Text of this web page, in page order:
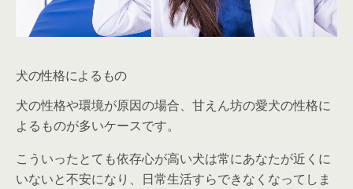
犬の性格によるもの
犬の性格や環境が原因の場合、甘えん坊の愛犬の性格に
よるものが多いケースです。
こういったとても依存心が高い犬は常にあなたが近くに
いないと不安になり、日常生活すらできなくなってしま